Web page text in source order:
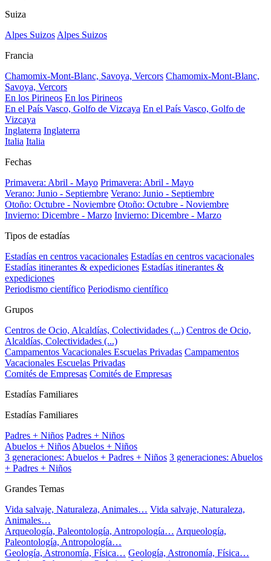
Suiza
Alpes SuizosAlpes Suizos
Francia
Chamomix-Mont-Blanc, Savoya, Vercors Chamomix-Mont-Blanc,
Savoya, Vercors
En los Pirineos En los Pirineos
En el País Vasco, Golfo de Vizcaya En el País Vasco, Golfo de
Vizcaya
Inglaterra Inglaterra
Italia Italia
Fechas
Primavera: Abril - Mayo Primavera: Abril - Mayo
Verano: Junio - Septiembre Verano: Junio - Septiembre
Otoño: Octubre - Noviembre Otoño: Octubre - Noviembre
Invierno: Dicembre - Marzo Invierno: Dicembre - Marzo
Tipos de estadías
Estadías en centros vacacionales Estadías en centros vacacionales
Estadías itinerantes & expediciones Estadías itinerantes &
expediciones
Periodismo científico Periodismo científico
Grupos
Centros de Ocio, Alcaldías, Colectividades (...) Centros de Ocio,
Alcaldías, Colectividades (...)
Campamentos Vacacionales Escuelas Privadas Campamentos
Vacacionales Escuelas Privadas
Comités de Empresas Comités de Empresas
Estadías Familiares
Estadías Familiares
Padres + Niños Padres + Niños
Abuelos + NiñosAbuelos + Niños
3 generaciones: Abuelos + Padres + Niños 3 generaciones: Abuelos
+ Padres + Niños
Grandes Temas
Vida salvaje, Naturaleza, Animales… Vida salvaje, Naturaleza,
Animales…
Arqueología, Paleontología, Antropología… Arqueología,
Paleontología, Antropología…
Geología, Astronomía, Física… Geología, Astronomía, Física…